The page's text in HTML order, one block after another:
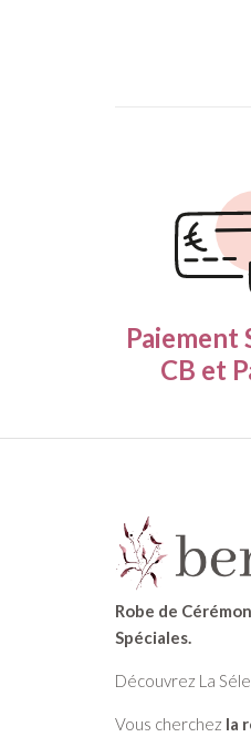
Paiement
CB et
Robe de
Spéciales.
Découvrez La
Vous cherchez la